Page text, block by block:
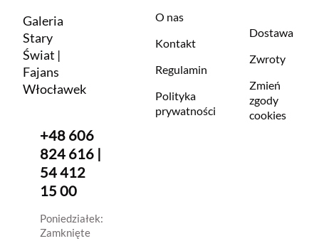
Galeria
Stary
Świat |
Fajans
Włocławek
+48 606
824 616 |
54 412
15 00
Poniedziałek:
Zamknięte
O nas
Kontakt
Regulamin
Polityka
prywatności
Dostawa
Zwroty
Zmień
zgody
cookies